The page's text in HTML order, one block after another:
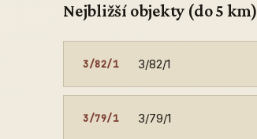
Nejbližší objekty (do 5 km)
3/82/1 3/82/1
3/79/1 3/79/1